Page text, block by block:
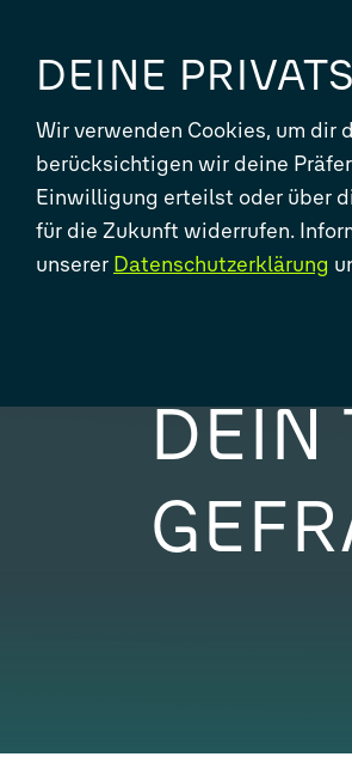
DEINE
Wir verwenden Cookies, um dir
berücksichtigen wir deine
Einwilligung erteilst oder über
für die Zukunft widerrufen.
unserer Datenschutzerklärung
DEIN
DEIN